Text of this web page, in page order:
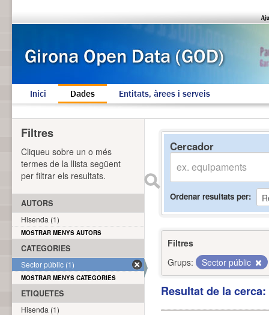
Inici Dades Entitats, àrees i serveis
Cercador
Ordenar resultats per
Filtres
Grups:
Sector públic
Resultat de la
Filtres
Cliqueu sobre un o més
termes de la llista següent
per filtrar els resultats.
AUTORS
Hisenda (1)
MOSTRAR MENYS AUTORS
CATEGORIES
Sector públic (1)
MOSTRAR MENYS CATEGORIES
ETIQUETES
Hisenda (1)